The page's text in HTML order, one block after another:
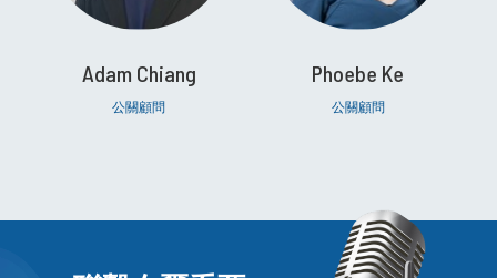
Adam Chiang
公關顧問
Phoebe Ke
公關顧問